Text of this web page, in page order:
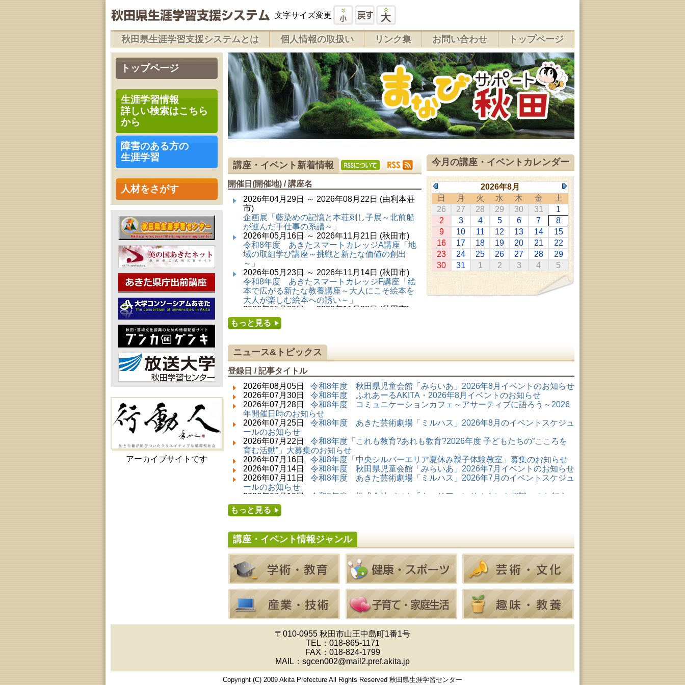
文字サイズ変更
秋田県生涯学習支援システムとは 個人情報の取扱い リンク集 お問い合わせ トップページ
トップページ
生涯学習情報
詳しい検索はこちら
から
障害のある方の
生涯学習
人材をさがす
アーカイブサイトです
講座・イベント新着情報
開催日(開催地) / 講座名
2026年04月29日 ～ 2026年08月22日 (由利本荘
市)
企画展「藍染めの記憶と本荘刺し子展～北前船
が運んだ手仕事の系譜～」
2026年05月16日 ～ 2026年11月21日 (秋田市)
令和8年度 あきたスマートカレッジA講座「地
域の取組学び講座～挑戦と新たな価値の創出
～」
2026年05月23日 ～ 2026年11月14日 (秋田市)
令和8年度 あきたスマートカレッジF講座「絵
本で広がる新たな教養講座～大人にこそ絵本を
大人が楽しむ絵本への誘い～」
2026年05月30日 ～ 2026年11月28日 (秋田市)
令和8年度 あきたスマートカレッジC講座「障
害者の生涯学習講座～みんなで学ぼう、みんな
2026年06月02日 ～ 2026年11月30日 (秋田市)
令和8年度前期「かぞくぶっくぱっく」
2026年06月06日 ～ 2026年10月17日 (秋田市)
令和8年度 あきたスマートカレッジD講座「防
災講座～自助力と共助力を高める～」
2026年06月27日 ～ 2026年09月05日 (秋田市)
令和8年度 あきたスマートカレッジB講座「熟
議ファシリテーター講座 ～熟議をつくろう！
～」
2026年07月01日 ～ 2026年09月23日 (仙北市)
千葉克介写真展 ～自然の息吹～
2026年07月11日 ～ 2026年08月30日 (秋田市)
特別展「わけあって絶滅しました。展」
2026年07月14日 ～ 2026年08月23日 (秋田市)
子どもの読書活動推進事業「夏休みは図書館へ
行こう－みんなの読みたい！知りたい！学びた
い！をお手伝いします－」（資料展示）
美郷町学友館特別展「加藤明見 森に生きるツキ
成人教育「研修室開放」
2026年08月01日 ～ 2026年08月23日 (大館市)
清澄コレクション未公開絵画展
2026年08月01日 ～ 2026年09月23日 (秋田市)
佐竹氏の名宝、雄大なる歴史を想う～武と雅～
2026年08月01日 ～ 2026年08月16日 (秋田市)
2026年08月01日 ～ 2026年08月23日 (秋田市)
乳幼児・青少年教育「図書館クイズラリー」
2026年08月01日 ～ 2026年08月30日 (秋田市)
乳幼児・青少年教育「夏休み資料展示」
2026年08月01日 ～ 2026年08月25日 (秋田市)
工房雑がみランド2026
2026年08月01日 ～ 2026年08月23日 (秋田市)
子どもの読書活動推進事業「夏休みは図書館へ
行こう－みんなの読みたい！知りたい！学びた
もっと見る
今月の講座・イベントカレンダー
2026年8月
日
月 火 水 木 金
土
26
27 28 29 30 31
1
2
3 4 5 6 7
8
9
10 11 12 13 14
15
16
17 18 19 20 21
22
23
24 25 26 27 28
29
30
31 1 2 3 4 5
ニュース&トピックス
登録日 / 記事タイトル
2026年08月05日 令和8年度 秋田県児童会館「みらいあ」2026年8月イベントのお知らせ
2026年07月30日 令和8年度 ふれあーるAKITA・2026年8月イベントのお知らせ
2026年07月28日 令和8年度 コミュニケーションカフェ～アサーティブに語ろう～2026
年開催日時のお知らせ
2026年07月25日 令和8年度 あきた芸術劇場「ミルハス」2026年8月のイベントスケジュ
ールのお知らせ
2026年07月22日 令和8年度「これも教育?あれも教育?2026年度 子どもたちの”こころを
育む活動”」大募集のお知らせ
2026年07月16日 令和8年度「中央シルバーエリア夏休み親子体験教室」募集のお知らせ
2026年07月14日 令和8年度 秋田県児童会館「みらいあ」2026年7月イベントのお知らせ
2026年07月11日 令和8年度 あきた芸術劇場「ミルハス」2026年7月のイベントスケジュ
ールのお知らせ
2026年07月10日
令和8年度 株式会社パソナ「キャリアコンサルタント相談」のお知ら
せ
2026年07月10日
もっと見る
講座・イベント情報ジャンル
〒010-0955 秋田市山王中島町1番1号
TEL： 018-865-1171
FAX：018-824-1799
MAIL：sgcen002@mail2.pref.akita.jp
Copyright (C) 2009 Akita Prefecture All Rights Reserved 秋田県生涯学習センター